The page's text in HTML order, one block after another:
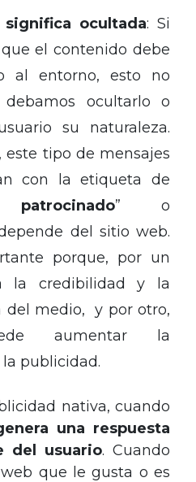
ocultada: Si
el contenido debe
al entorno, esto no
ocultarlo o
su naturaleza.
este tipo de mensajes
con la etiqueta de
” o
del sitio web.
porque, por un
la credibilidad y la
del medio, y por otro,
aumentar la
publicidad.
nativa, cuando
una respuesta
del usuario. Cuando
que le gusta o es